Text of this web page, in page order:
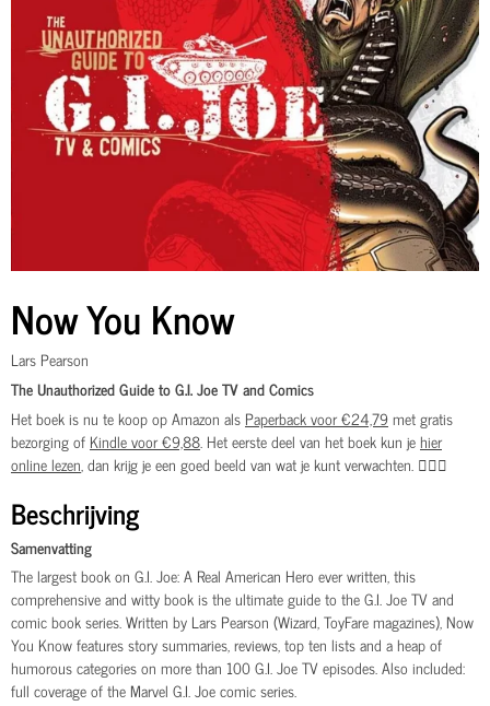
Now You Know
Lars Pearson
The Unauthorized Guide to G.I. Joe TV and Comics
Het boek is nu te koop op Amazon als Paperback voor €24,79met gratis
bezorging of Kindle voor €9,88. Het eerste deel van het boek kun jehier
online lezen, dan krijg je een goed beeld van wat je kunt verwachten. 👌🏽🔥
Beschrijving
Samenvatting
The largest book on G.I. Joe: A Real American Hero ever written, this
comprehensive and witty book is the ultimate guide to the G.I. Joe TV and
comic book series. Written by Lars Pearson (Wizard, ToyFare magazines), Now
You Know features story summaries, reviews, top ten lists and a heap of
humorous categories on more than 100 G.I. Joe TV episodes. Also included:
full coverage of the Marvel G.I. Joe comic series.